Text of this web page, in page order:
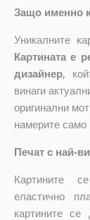
Защо именно
Уникалните
Картината е
дизайнер,
винаги
оригинални
намерите само
Печат с най-
Картините
еластично
картините